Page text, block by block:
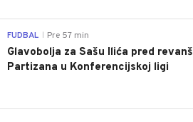
FUDBAL Pre 57 min
Glavobolja za Sašu Ilića pred revanš
Partizana u Konferencijskoj ligi